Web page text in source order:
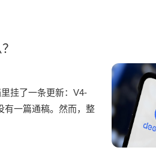
挂了一条更新：V4-
有一篇通稿。然而，整